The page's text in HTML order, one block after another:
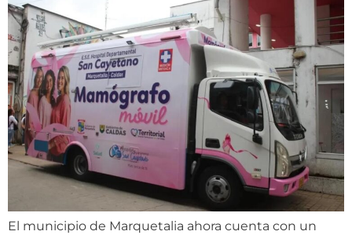
El municipio de Marquetalia ahora cuenta con un